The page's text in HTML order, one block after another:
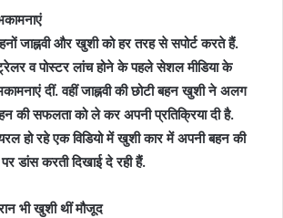
जाह्नवी और खुशी को हर तरह से सपोर्ट करते हैं.
ट्रेलर व पोस्टर लांच होने के पहले सेशल मीडिया के
दीं. वहीं जाह्नवी की छोटी बहन खुशी ने अलग
की सफलता को ले कर अपनी प्रतिक्रिया दी है.
हो रहे एक विडियो में खुशी कार में अपनी बहन की
डांस करती दिखाई दे रही हैं.
भी खुशी थीं मौजूद